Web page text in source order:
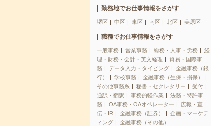
勤務地でお仕事情報をさがす
堺区 中区 東区 南区 北区 美原区
職種でお仕事情報をさがす
一般事務 営業事務 総務・人事・労務
経
理・財務・会計・英文経理
貿易・国際事
務
データ入力・タイピング
金融事務（銀
行）
学校事務
金融事務（生保・損保）
その他事務系
秘書・セクレタリー
受付
通訳・翻訳
事務的軽作業
法務・特許事
務
OA事務・OAオペレーター
広報・宣
伝・IR
金融事務（証券）
企画・マーケテ
ィング
金融事務（その他）